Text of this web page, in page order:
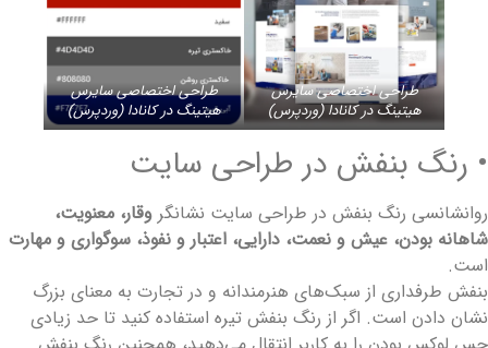
طراحی اختصاصی سایرس
هیتینگ در کانادا (وردپرس)
طراحی اختصاصی سایرس
هیتینگ در کانادا (وردپرس)
• رنگ بنفش در طراحی سایت
روانشانسی رنگ بنفش در طراحی سایت نشانگر وقار، معنویت،
شاهانه بودن، عیش و نعمت، دارایی، اعتبار و نفوذ، سوگواری و مهارت
است.
بنفش طرفداری از سبک‌های هنرمندانه و در تجارت به معنای بزرگ
نشان دادن است. اگر از رنگ بنفش تیره استفاده کنید تا حد زیادی